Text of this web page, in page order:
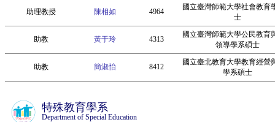
助理教授 陳相如 4964
國立臺灣師範大學社會教育
士
助教 黃于玲 4313
國立臺灣師範大學公民教育
領導學系碩士
助教 簡淑怡 8412
國立臺北教育大學教育經營
學系碩士
特殊教育學系
Department of Special Education